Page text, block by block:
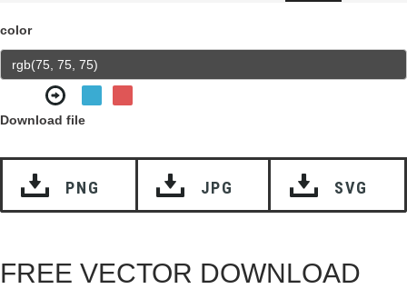
color
Download file
PNG JPG SVG
FREE VECTOR DOWNLOAD